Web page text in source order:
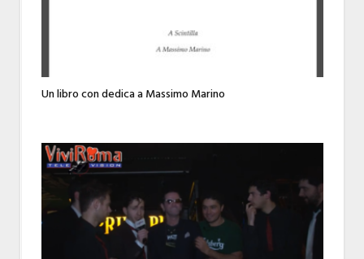
Un libro con dedica a Massimo Marino